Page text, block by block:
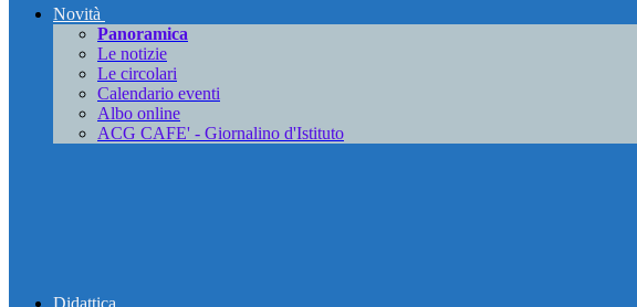
Novità
Panoramica
Le notizie
Le circolari
Calendario eventi
Albo online
ACG CAFE' - Giornalino d'Istituto